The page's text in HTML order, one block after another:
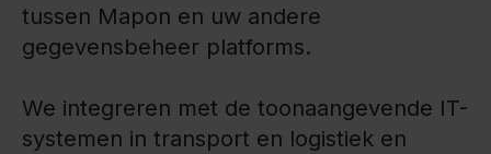
tussen Mapon en uw andere
gegevensbeheer platforms.
We integreren met de toonaangevende IT-
systemen in transport en logistiek en